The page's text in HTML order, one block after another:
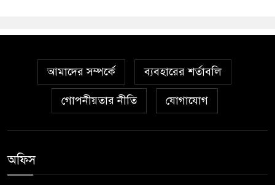
আমাদের সম্পর্কে ব্যবহারের শর্তাবলি
গোপনীয়তার নীতি যোগাযোগ
অফিস